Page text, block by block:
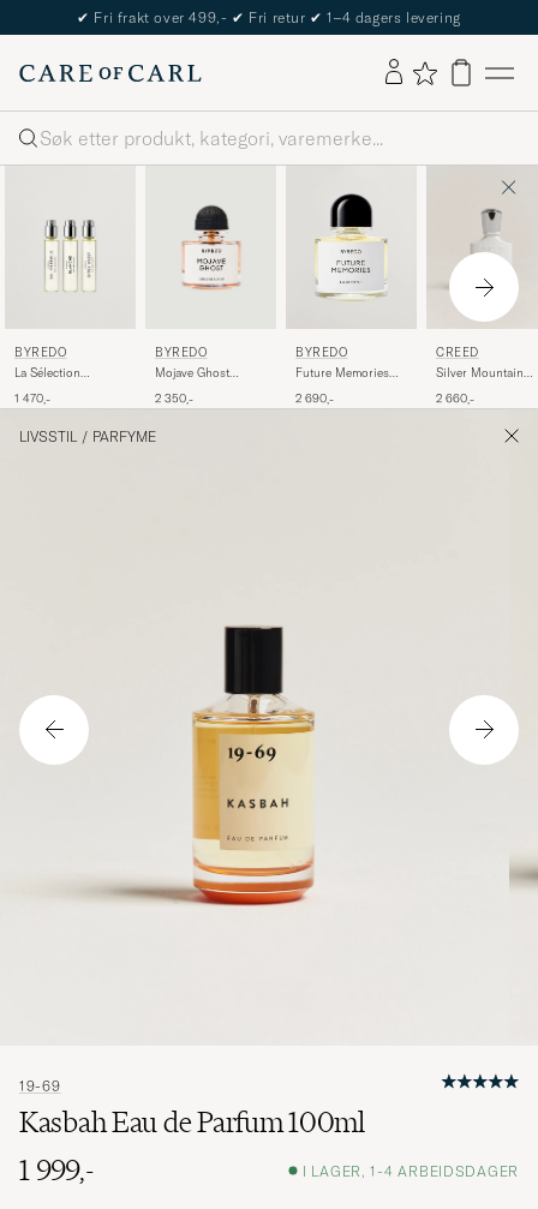
✔ Fri frakt over 499,- ✔ Fri retur ✔ 1–4 dagers levering
Søk
BYREDO
La Sélection
1 470,-
BYREDO
Mojave Ghost
50ml
2 350,-
BYREDO
Future Memories
100ml
2 690,-
CREED
Silver Mountain
Parfum 50ml
2 660,-
LIVSSTIL / PARFYME
19-69
Kasbah Eau de Parfum 100ml
1 999,-
I LAGER, 1-4 ARBEIDSDAGER